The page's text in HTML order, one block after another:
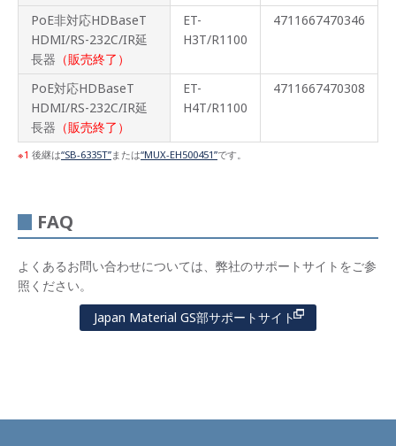
PoE非対応HDBaseT
HDMI/RS-232C/IR延
長器 （販売終了）
ET-
H3T/R1100
4711667470346
PoE対応HDBaseT
HDMI/RS-232C/IR延
長器 （販売終了）
ET-
H4T/R1100
4711667470308
1 後継は“SB-6335T”または“MUX-EH500451”です。
FAQ
よくあるお問い合わせについては、弊社のサポートサイトをご参
照ください。
Japan Material GS部サポートサイト